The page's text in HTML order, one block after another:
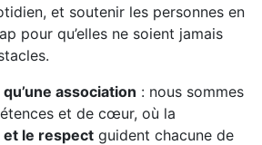
et soutenir les personnes en
pour qu’elles ne soient jamais
association : nous sommes
et de cœur, où la
et le respect guident chacune de